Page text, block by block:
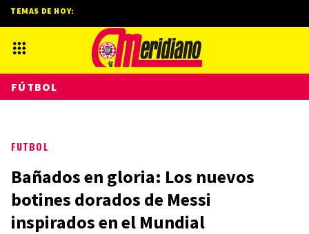
FUTBOL
Bañados en gloria: Los nuevos
botines dorados de Messi
inspirados en el Mundial
TEMAS DE HOY:
FÚTBOL